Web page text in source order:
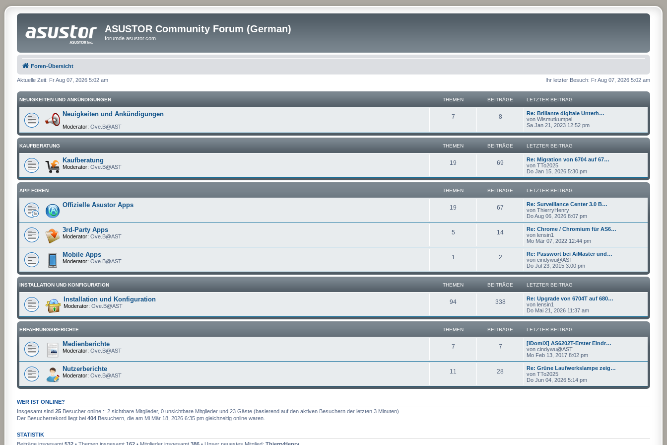
ASUSTOR Community Forum (German)
forumde.asustor.com
Foren-Übersicht
Ihr letzter Besuch: Fr Aug 07, 2026 5:02 am
Aktuelle Zeit: Fr Aug 07, 2026 5:02 am
NEUIGKEITEN UND ANKÜNDIGUNGEN THEMEN BEITRÄGE LETZTER BEITRAG
Neuigkeiten und Ankündigungen
Moderator: Ove.B@AST
7 8
Re: Brillante digitale Unterh…
vonWismutkumpel
Sa Jan 21, 2023 12:52 pm
KAUFBERATUNG THEMEN BEITRÄGE LETZTER BEITRAG
Kaufberatung
Moderator: Ove.B@AST
19 69
Re: Migration von 6704 auf 67…
vonTTo2025
Do Jan 15, 2026 5:30 pm
APP FOREN THEMEN BEITRÄGE LETZTER BEITRAG
Offizielle Asustor Apps 19 67
Re: Surveillance Center 3.0 B…
vonThierryHenry
Do Aug 06, 2026 8:07 pm
3rd-Party Apps
Moderator: Ove.B@AST
5 14
Re: Chrome / Chromium für AS6…
vonlensin1
Mo Mär 07, 2022 12:44 pm
Mobile Apps
Moderator: Ove.B@AST
1 2
Re: Passwort bei AiMaster und…
voncindywu@AST
Do Jul 23, 2015 3:00 pm
INSTALLATION UND KONFIGURATION THEMEN BEITRÄGE LETZTER BEITRAG
Installation und Konfiguration
Moderator: Ove.B@AST
94 338
Re: Upgrade von 6704T auf 680…
vonlensin1
Do Mai 21, 2026 11:37 am
ERFAHRUNGSBERICHTE THEMEN BEITRÄGE LETZTER BEITRAG
Medienberichte
Moderator: Ove.B@AST
7 7
[iDomiX] AS6202T-Erster Eindr…
voncindywu@AST
Mo Feb 13, 2017 8:02 pm
Nutzerberichte
Moderator: Ove.B@AST
11 28
Re: Grüne Laufwerkslampe zeig…
vonTTo2025
Do Jun 04, 2026 5:14 pm
WER IST ONLINE?
Insgesamt sind 25Besucher online :: 2 sichtbare Mitglieder, 0 unsichtbare Mitglieder und 23 Gäste (basierend auf den aktiven Besuchern der letzten 3 Minuten)
Der Besucherrekord liegt bei 404Besuchern, die am Mi Mär 18, 2026 6:35 pm gleichzeitig online waren.
STATISTIK